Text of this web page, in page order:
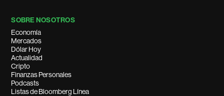
SOBRE NOSOTROS
Economía
Mercados
Dólar Hoy
Actualidad
Cripto
Finanzas Personales
Podcasts
Listas de Bloomberg Línea